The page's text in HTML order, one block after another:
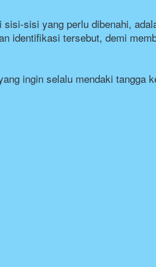
sisi yang perlu dibenahi,
identifikasi tersebut, demi
ingin selalu mendaki tangga